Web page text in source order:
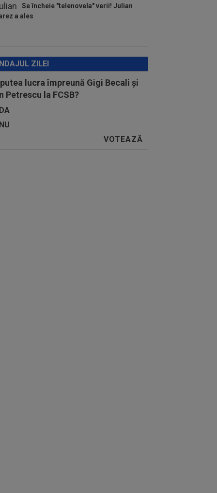
Se încheie "telenovela" verii! Julian
a ales
ZILEI
lucra împreună Gigi Becali și
Petrescu la FCSB?
DA
NU